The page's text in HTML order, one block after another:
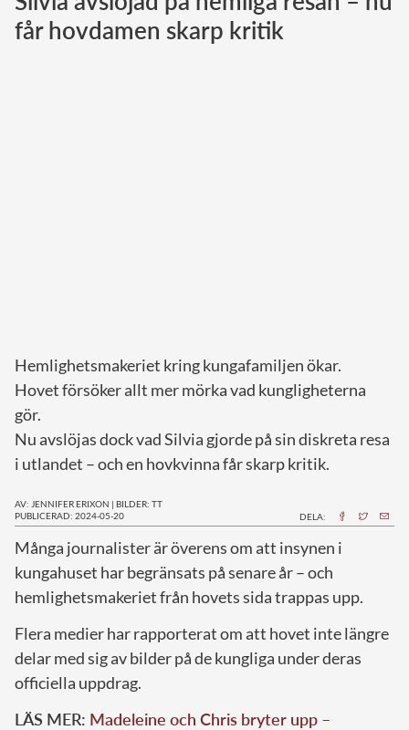
Norska kungahuset
får hovdamen skarp kritik
Hemlighetsmakeriet kring kungafamiljen ökar.
Hovet försöker allt mer mörka vad kungligheterna
gör.
Nu avslöjas dock vad Silvia gjorde på sin diskreta resa
i utlandet – och en hovkvinna får skarp kritik.
AV: JENNIFER ERIXON | BILDER: TT
PUBLICERAD: 2024-05-20
DELA:
Många journalister är överens om att insynen i
kungahuset har begränsats på senare år – och
hemlighetsmakeriet från hovets sida trappas upp.
Flera medier har rapporterat om att hovet inte längre
delar med sig av bilder på de kungliga under deras
officiella uppdrag.
LÄS MER: Madeleine och Chris bryter upp –